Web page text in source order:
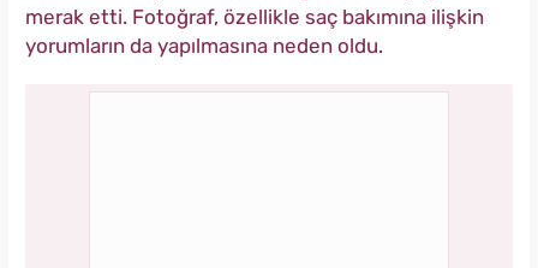
merak etti. Fotoğraf, özellikle saç bakımına ilişkin
yorumların da yapılmasına neden oldu.